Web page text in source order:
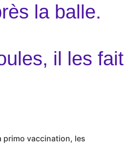
la balle.
il les fait
primo vaccination, les